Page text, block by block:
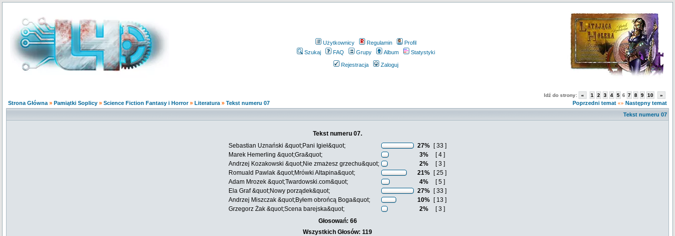
Użytkownicy Regulamin
Profil
Szukaj
FAQ Grupy Album Statystyki
Rejestracja Zaloguj
Strona Główna » Pamiątki Soplicy » Science Fiction Fantasy i Horror» Literatura » Tekst numeru 07
Idź do strony: « 1 2 3 4 5 6 7 8 9 10 »
Poprzedni temat «» Następny temat
Tekst numeru 07
Tekst numeru 07.
Sebastian Uznański &quot;Pani Igieł&quot;
27%
[ 33 ]
Marek Hemerling &quot;Gra&quot;
3%
[ 4 ]
Andrzej Kozakowski &quot;Nie zmażesz grzechu&quot;
2%
[ 3 ]
Romuald Pawlak &quot;Mrówki Altapina&quot;
21%
[ 25 ]
Adam Mrozek &quot;Twardowski.com&quot;
4%
[ 5 ]
Ela Graf &quot;Nowy porządek&quot;
27%
[ 33 ]
Andrzej Miszczak &quot;Byłem obrońcą Boga&quot;
10%
[ 13 ]
Grzegorz Żak &quot;Scena barejska&quot;
2%
[ 3 ]
Głosowań: 66
Wszystkich Głosów: 119